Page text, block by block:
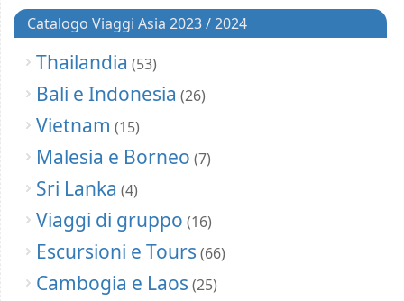
Catalogo Viaggi Asia 2023 / 2024
Thailandia (53)
Bali e Indonesia (26)
Vietnam (15)
Malesia e Borneo (7)
Sri Lanka (4)
Viaggi di gruppo (16)
Escursioni e Tours (66)
Cambogia e Laos (25)